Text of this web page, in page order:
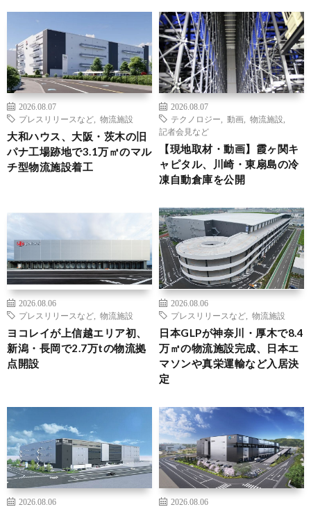
2026.08.07
プレスリリースなど
物流施設
大和ハウス、大阪・茨木の旧
パナ工場跡地で3.1万㎡のマル
チ型物流施設着工
2026.08.07
テクノロジー
動画 物流施設
記者会見など
【現地取材・動画】霞ヶ関キ
ャピタル、川崎・東扇島の冷
凍自動倉庫を公開
2026.08.06
プレスリリースなど
物流施設
ヨコレイが上信越エリア初、
新潟・長岡で2.7万tの物流拠
点開設
2026.08.06
プレスリリースなど
物流施設
日本GLPが神奈川・厚木で8.4
万㎡の物流施設完成、日本エ
マソンや真栄運輸など入居決
定
2026.08.06
2026.08.06